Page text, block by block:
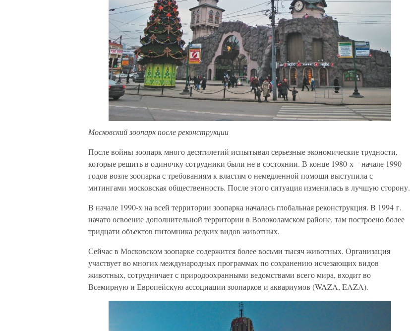
Московский зоопарк после реконструкции
После войны зоопарк много десятилетий испытывал серьезные экономические трудности,
которые решить в одиночку сотрудники были не в состоянии. В конце 1980-х – начале 1990
годов возле зоопарка с требованиям к властям о немедленной помощи выступила с
митингами московская общественность. После этого ситуация изменилась в лучшую сторону.
В начале 1990-х на всей территории зоопарка началась глобальная реконструкция. В 1994 г.
начато освоение дополнительной территории в Волоколамском районе, там построено более
тридцати объектов питомника редких видов животных.
Сейчас в Московском зоопарке содержится более восьми тысяч животных. Организация
участвует во многих международных программах по сохранению исчезающих видов
животных, сотрудничает с природоохранными ведомствами всего мира, входит во
Всемирную и Европейскую ассоциации зоопарков и аквариумов (WAZA, EAZA).